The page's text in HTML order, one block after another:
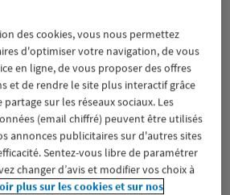
8 MAI 1945
sur 5
aujourd'hui
Prendre RDV
des cookies, vous nous permettez
d'optimiser votre navigation, de vous
en ligne, de vous proposer des offres
et de rendre le site plus interactif grâce
sur les réseaux sociaux. Les
(email chiffré) peuvent être utilisés
annonces publicitaires sur d'autres sites
Sentez-vous libre de paramétrer
changer d’avis et modifier vos choix à
plus sur les cookies et sur nos